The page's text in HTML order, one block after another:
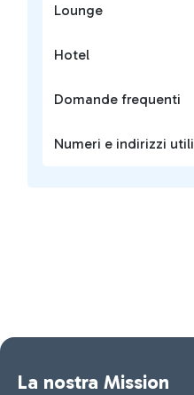
Lounge
Hotel
Domande frequenti
Numeri e indirizzi utili
La nostra Mission